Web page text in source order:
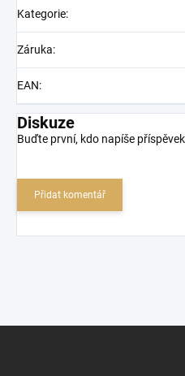
Kategorie:
Záruka:
EAN:
Diskuze
Buďte první, kdo napíše
Přidat komentář